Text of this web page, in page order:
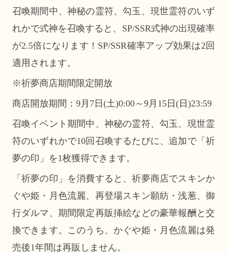
召喚期間中、神秘の霊符、勾玉、現世霊符のいず
れかで式神を召喚すると、SP/SSR式神の出現確率
が2.5倍になります！SP/SSR確率アップ効果は2回
適用されます。
※祈夢商店期間限定開放
商店開放期間：9月7日(土)0:00～9月15日(日)23:59
召喚イベント期間中、神秘の霊符、勾玉、現世霊
符のいずれかで10回召喚するたびに、追加で「祈
夢の印」を1枚獲得できます。
「祈夢の印」を消費すると、祈夢商店でスキンか
ぐや姫・月色流麗、再登場スキン願紡・浅葱、御
行ダルマ、期間限定再販挿絵などの豪華報酬と交
換できます。このうち、かぐや姫・月色流麗は発
売後1年間は再販しません。